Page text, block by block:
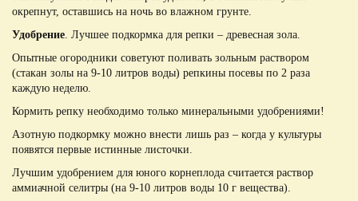
окрепнут, оставшись на ночь во влажном грунте.
Удобрение. Лучшее подкормка для репки – древесная зола.
Опытные огородники советуют поливать зольным раствором
(стакан золы на 9-10 литров воды) репкины посевы по 2 раза
каждую неделю.
Кормить репку необходимо только минеральными удобрениями!
Азотную подкормку можно внести лишь раз – когда у культуры
появятся первые истинные листочки.
Лучшим удобрением для юного корнеплода считается раствор
аммиачной селитры (на 9-10 литров воды 10 г вещества).